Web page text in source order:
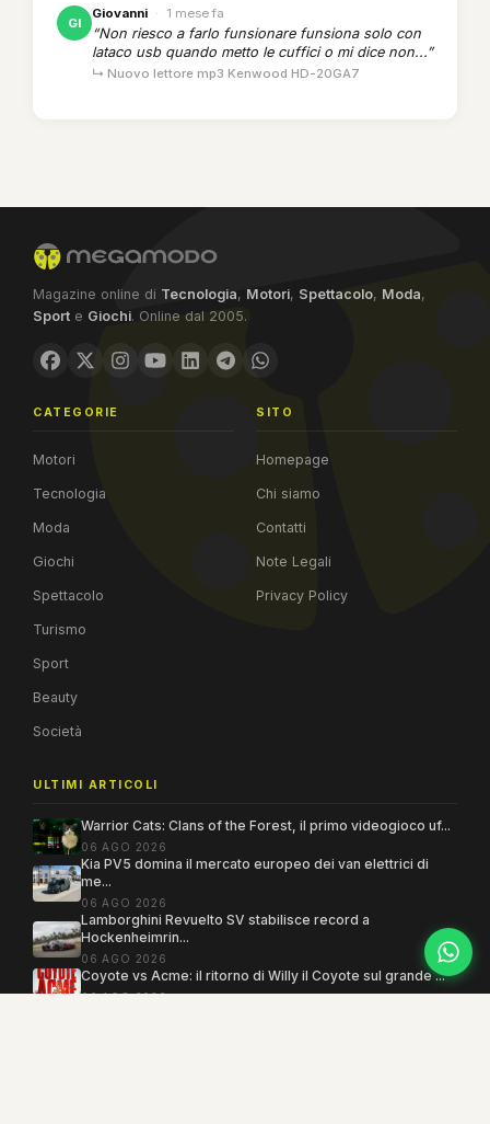
GI
Giovanni · 1 mese fa
“Non riesco a farlo funsionare funsiona solo con
lataco usb quando metto le cuffici o mi dice non...”
↳ Nuovo lettore mp3 Kenwood HD-20GA7
Magazine online di Tecnologia, Motori, Spettacolo, Moda,
Sport e Giochi. Online dal 2005.
CATEGORIE
Motori
Tecnologia
Moda
Giochi
Spettacolo
Turismo
Sport
Beauty
Società
SITO
Homepage
Chi siamo
Contatti
Note Legali
Privacy Policy
ULTIMI ARTICOLI
Warrior Cats: Clans of the Forest, il primo videogioco uf...
06 AGO 2026
Kia PV5 domina il mercato europeo dei van elettrici di
me...
06 AGO 2026
Lamborghini Revuelto SV stabilisce record a
Hockenheimrin...
06 AGO 2026
Coyote vs Acme: il ritorno di Willy il Coyote sul grande ...
06 AGO 2026